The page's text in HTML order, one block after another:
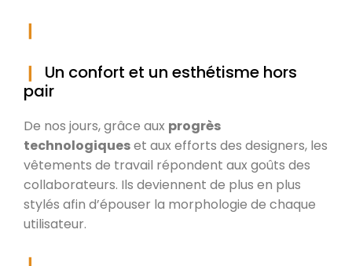
Un confort et un esthétisme hors
pair
De nos jours, grâce aux progrès
technologiqueset aux efforts des designers, les
vêtements de travail répondent aux goûts des
collaborateurs. Ils deviennent de plus en plus
stylés afin d’épouser la morphologie de chaque
utilisateur.